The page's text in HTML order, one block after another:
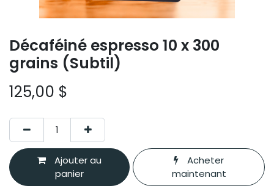
Décaféiné espresso 10 x 300
grains (Subtil)
125,00 $
Ajouter au
panier
Acheter
maintenant